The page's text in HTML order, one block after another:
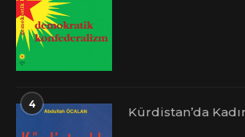
4 Kürdistan’da